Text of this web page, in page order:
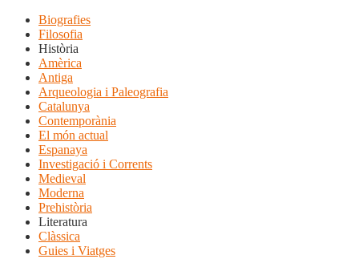
Biografies
Filosofia
Història
Amèrica
Antiga
Arqueologia i Paleografia
Catalunya
Contemporània
El món actual
Espanaya
Investigació i Corrents
Medieval
Moderna
Prehistòria
Literatura
Clàssica
Guies i Viatges